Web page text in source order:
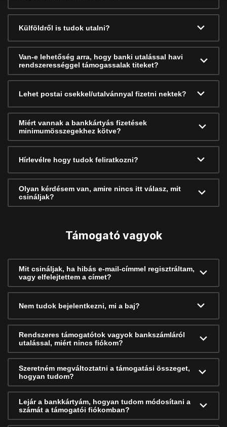
Külföldről is tudok utalni?
Van-e lehetőség arra, hogy banki utalással havi
rendszerességgel támogassalak titeket?
Lehet postai csekkel/utalvánnyal fizetni nektek?
Miért vannak a bankkártyás fizetések
minimumösszegekhez kötve?
Hírlevélre hogy tudok feliratkozni?
Olyan kérdésem van, amire nincs itt válasz, mit
csináljak?
Támogató vagyok
Mit csináljak, ha hibás e-mail-címmel regisztráltam,
vagy elfelejtettem a címet?
Nem tudok bejelentkezni, mi a baj?
Rendszeres támogatótok vagyok bankszámláról
utalással, miért nincs fiókom?
Szeretném megváltoztatni a támogatási összeget,
hogyan tudom?
Lejár a bankkártyám, hogyan tudom módosítani a
számát a támogatói fiókomban?